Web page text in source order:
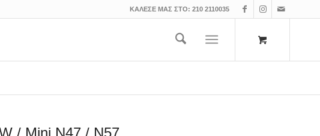
ΚΑΛΕΣΕ ΜΑΣ ΣΤΟ: 210 2110035
/ Mini N47 / N57